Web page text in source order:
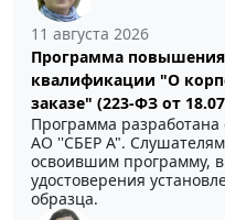
11 августа 2026
Программа повышения
квалификации "О
заказе" (223-ФЗ от
Программа разработана
АО ''СБЕР А".
освоившим программу,
удостоверения
образца.